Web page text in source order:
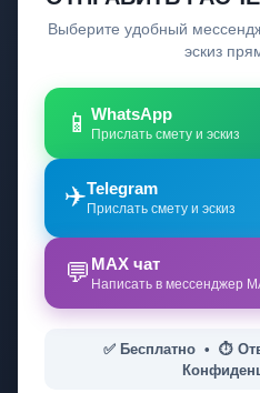
Выберите удобный
эскиз
📱 WhatsApp
Прислать смету и эскиз
✈️Telegram
Прислать смету и эскиз
💬 MAX чат
Написать в мессенджер
✅ Бесплатно • ⏱️